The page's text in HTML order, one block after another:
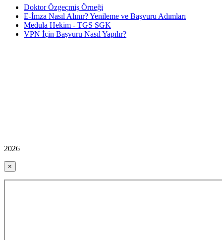
Doktor Özgeçmiş Örneği
E-İmza Nasıl Alınır? Yenileme ve Başvuru Adımları
Medula Hekim - TGS SGK
VPN İçin Başvuru Nasıl Yapılır?
2026
×